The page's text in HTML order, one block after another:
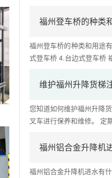
福州登车桥的种类
福州登车桥的种类和用途
式登车桥 4.台边式登车桥
维护福州升降货梯
您知道如何维护福州升降
叉车进行保养和维修。 定
福州铝合金升降机
福州铝合金升降机进水有